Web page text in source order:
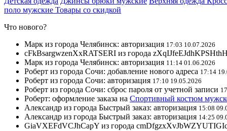
поло мужские Товары со скидкой
Что нового?
Марк из города Челябинск: авторизация 17:03 10.07.2026
cFkBsargwzenXxRATSERI из города
Марк из города Челябинск: авторизация 11:14 01.06.2026
Роберт из города Сочи: добавление нового адреса 17:14
Роберт из города Сочи: авторизация 17:10 19.05.2026
Роберт из города Сочи: сброс пароля от учетной записи
Роберт: оформление заказа на Спортивный костюм
Александр из города Быстрый заказ: авторизация 15:08
Александр из города Быстрый заказ: авторизация 14:25
GiaVXEFdVCJhCapY из города